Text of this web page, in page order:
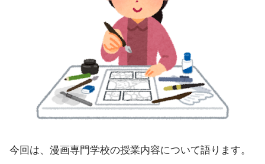
今回は、漫画専門学校の授業内容について語ります。